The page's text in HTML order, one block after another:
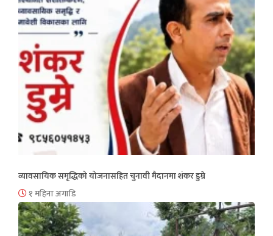
व्यावसायिक समृद्धिको योजनासहित चुनावी मैदानमा शंकर डुम्रे
१ महिना अगाडि